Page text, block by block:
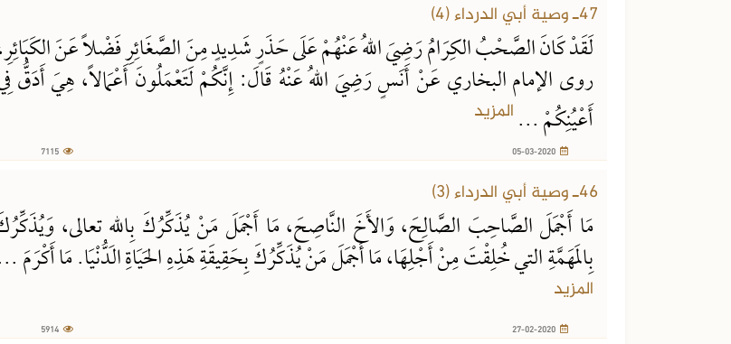
47ـ وصية أبي الدرداء (4)
لَقَدْ كَانَ الصَّحْبُ الكِرَامُ رَضِيَ اللهُ عَنْهُمْ عَلَى حَذَرٍ شَدِيدٍ مِنَ الصَّغَائِرِ فَضْلاً عَنَ
روى الإمام البخاري عَنْ أَنَسٍ رَضِيَ اللهُ عَنْهُ قَالَ: إِنَّكُمْ لَتَعْمَلُونَ أَعْمَالاً، هِيَ أَدَقُّ
أَعْيُنِكُمْ ... المزيد
05-03-2020
27-02-2020 5914 مشاهدة
46ـ وصية أبي الدرداء (3)
مَا أَجْمَلَ الصَّاحِبَ الصَّالِحَ، وَالأَخَ النَّاصِحَ، مَا أَجْمَلَ مَنْ يُذَكِّرُكَ بِاللهِ تعالى،
بِالمَهَمَّةِ التي خُلِقْتَ مِنْ أَجْلِهَا، مَا أَجْمَلَ مَنْ يُذَكِّرُكَ بِحَقِيقَةِ هَذِهِ الحَيَاةِ الدُّنْيَا. مَا أَكْرَمَ
المزيد
27-02-2020
21-02-2020 5039 مشاهدة